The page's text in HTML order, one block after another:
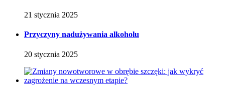
21 stycznia 2025
Przyczyny nadużywania alkoholu
20 stycznia 2025